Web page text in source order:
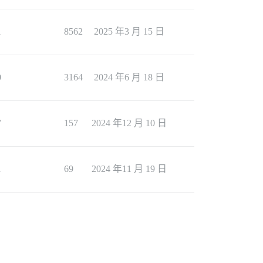
8562 2025 年3 月 15 日
3164 2024 年6 月 18 日
157 2024 年12 月 10 日
69 2024 年11 月 19 日